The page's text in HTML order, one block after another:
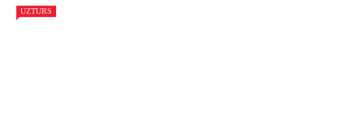
UZTURS